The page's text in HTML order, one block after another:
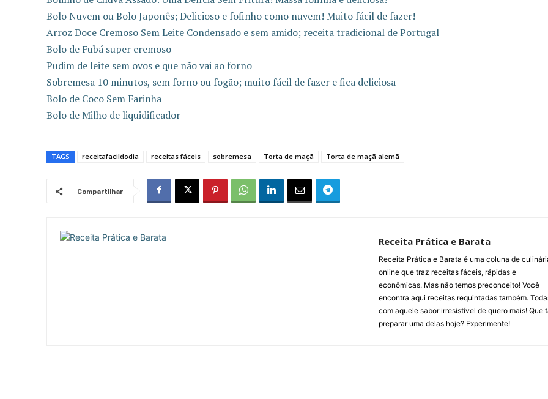
Bolo Nuvem ou Bolo Japonês; Delicioso e fofinho como nuvem! Muito fácil de fazer!
Arroz Doce Cremoso Sem Leite Condensado e sem amido; receita tradicional de Portugal
Bolo de Fubá super cremoso
Pudim de leite sem ovos e que não vai ao forno
Sobremesa 10 minutos, sem forno ou fogão; muito fácil de fazer e fica deliciosa
Bolo de Coco Sem Farinha
Bolo de Milho de liquidificador
TAGS receitafacildodia receitas fáceis sobremesa Torta de maçã Torta de maçã alemã
Compartilhar
Receita Prática e Barata
Receita Prática e Barata é uma coluna de
online que traz receitas fáceis, rápidas e
econômicas. Mas não temos preconceito! Você
encontra aqui receitas requintadas também.
com aquele sabor irresistível de quero mais! Que
preparar uma delas hoje? Experimente!